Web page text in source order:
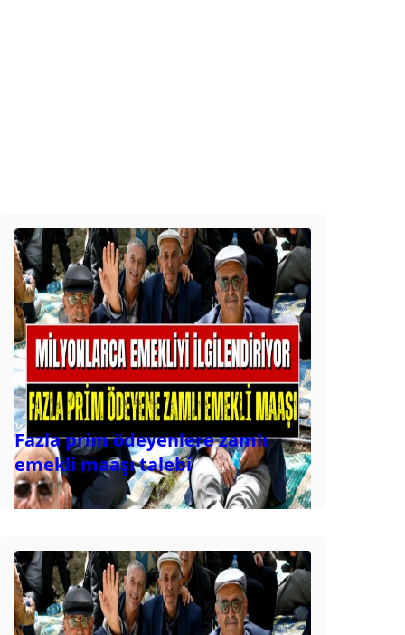
Fazla prim ödeyenlere zamlı
emekli maaşı talebi